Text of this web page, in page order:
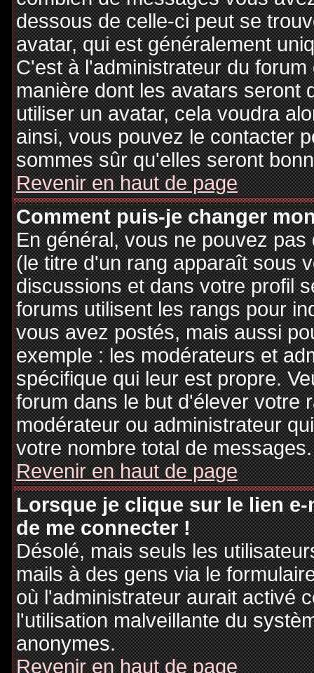
dessous de celle-ci peut se
avatar, qui est généralement
C'est à l'administrateur du
manière dont les avatars seront
utiliser un avatar, cela voudra
ainsi, vous pouvez le contacter
sommes sûr qu'elles seront
Revenir en haut de page
Comment puis-je changer
En général, vous ne pouvez
(le titre d'un rang apparaît sous
discussions et dans votre profil
forums utilisent les rangs pour
vous avez postés, mais aussi
exemple : les modérateurs et
spécifique qui leur est propre.
forum dans le but d'élever votre
modérateur ou administrateur
votre nombre total de messages.
Revenir en haut de page
Lorsque je clique sur le lien
de me connecter !
Désolé, mais seuls les
mails à des gens via le
où l'administrateur aurait activé
l'utilisation malveillante du
anonymes.
Revenir en haut de page